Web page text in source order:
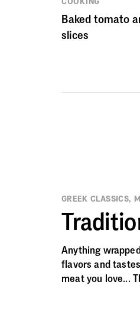
Baked tomato
slices
GREEK CLASSICS,
Anything
flavors and
meat you love...